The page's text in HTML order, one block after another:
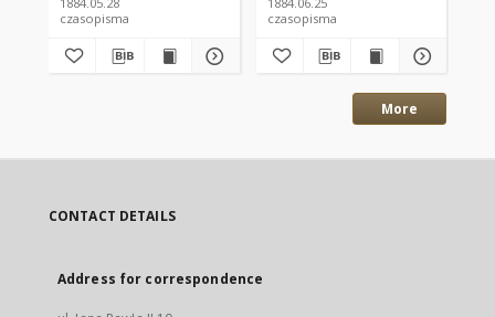
czasopisma
czasopisma
More
CONTACT DETAILS
Address for correspondence